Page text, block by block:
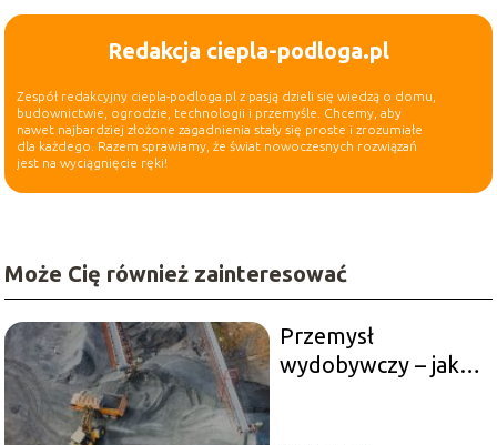
Redakcja ciepla-podloga.pl
Zespół redakcyjny ciepla-podloga.pl z pasją dzieli się wiedzą o domu,
budownictwie, ogrodzie, technologii i przemyśle. Chcemy, aby
nawet najbardziej złożone zagadnienia stały się proste i zrozumiałe
dla każdego. Razem sprawiamy, że świat nowoczesnych rozwiązań
jest na wyciągnięcie ręki!
Może Cię również zainteresować
Przemysł
wydobywczy – jakie